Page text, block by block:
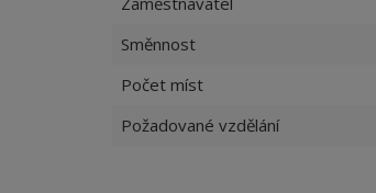
Směnnost
Počet míst
Požadované vzdělání